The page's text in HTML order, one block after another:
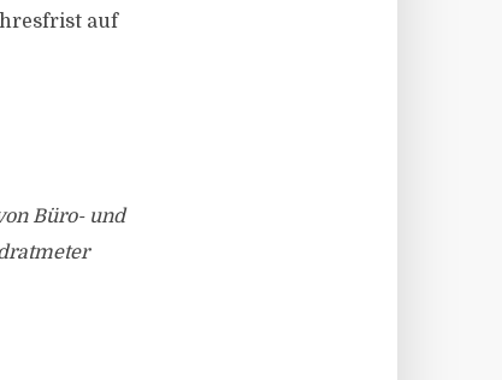
auf
Büro- und